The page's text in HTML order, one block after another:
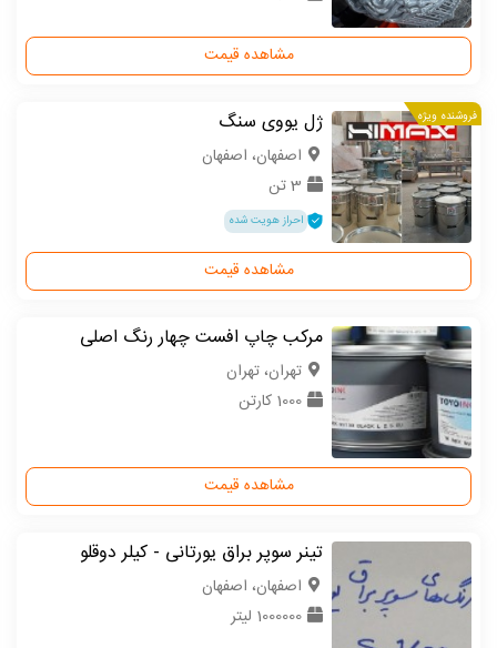
مشاهده قیمت
فروشنده ویژه ژل یووی سنگ
اصفهان، اصفهان
3 تن
احراز هویت شده
مشاهده قیمت
مرکب چاپ افست چهار رنگ اصلی
تهران، تهران
1000 کارتن
مشاهده قیمت
تینر سوپر براق یورتانی - کیلر دوقلو
اصفهان، اصفهان
1000000 لیتر